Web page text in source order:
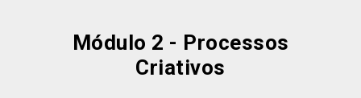
Módulo 2 - Processos
Criativos